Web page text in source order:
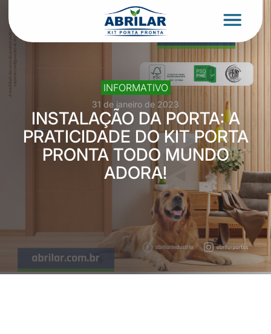
INFORMATIVO
31 de janeiro de 2023
INSTALAÇÃO DA PORTA: A
PRATICIDADE DO KIT PORTA
PRONTA TODO MUNDO
ADORA!